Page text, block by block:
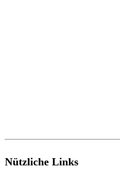
Nützliche Links